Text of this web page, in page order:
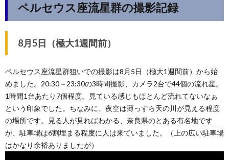
ペルセウス座流星群の撮影記録
8月5日（極大1週間前）
ペルセウス座流星群狙いでの撮影は8月5日（極大1週間前）から始
めました。20:30～23:30の3時間撮影、カメラ2台で44個の流れ星。
1時間1台あたり7個程度。見ている感じもほとんど流れてないなぁ
という印象でした。ちなみに、夜空は薄っすら天の川が見える程度
の場所です。見る人が見ればわかる、奈良県のとある有名地です
が、駐車場は6割埋まる程度に人は来ていました。（上の広い駐車場
はかなり余裕ありましたが）